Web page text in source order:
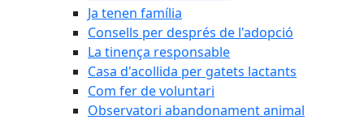
Ja tenen família
Consells per després de l'adopció
La tinença responsable
Casa d'acollida per gatets lactants
Com fer de voluntari
Observatori abandonament animal